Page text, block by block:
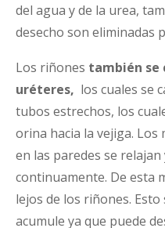
del agua y de la urea,
desecho son eliminadas
Los riñones también se
uréteres, los cuales se
tubos estrechos, los
orina hacia la vejiga. Los
en las paredes se
continuamente. De esta
lejos de los riñones.
acumule ya que puede